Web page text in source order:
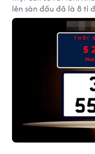
lên sàn đấu đã là 8 tỉ